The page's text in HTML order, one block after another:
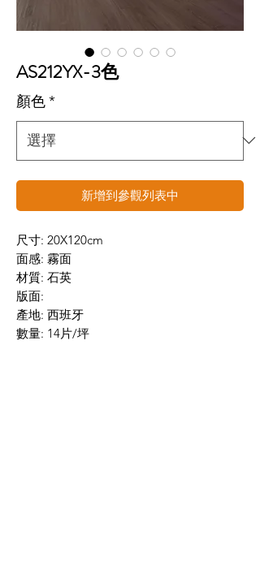
AS212YX-3色
顏色*
新增到參觀列表中
尺寸: 20X120cm
面感: 霧面
材質: 石英
版面:
產地: 西班牙
數量: 14片/坪